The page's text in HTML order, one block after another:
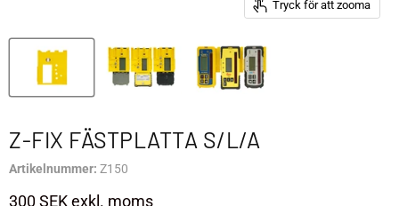
Tryck för att zooma
Z-FIX FÄSTPLATTA S/L/A
Artikelnummer: Z150
300 SEKexkl. moms